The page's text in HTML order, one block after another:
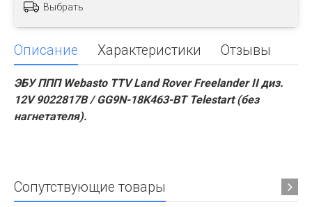
Выбрать
Описание Характеристики Отзывы
ЭБУ ППП Webasto TTV Land Rover Freelander II диз.
12V 9022817B / GG9N-18K463-BT Telestart (без
нагнетателя).
Сопутствующие товары